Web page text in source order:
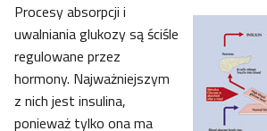
Procesy absorpcji i
uwalniania glukozy są ściśle
regulowane przez
hormony. Najważniejszym
z nich jest insulina,
ponieważ tylko ona ma